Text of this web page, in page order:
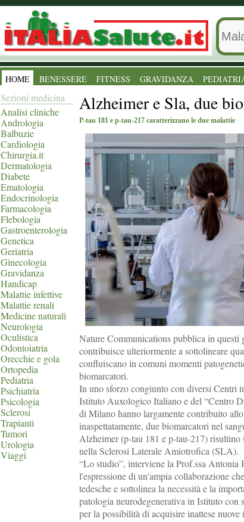
HOME BENESSERE FITNESS GRAVIDANZA
Sezioni medicina
Analisi cliniche
Andrologia
Balbuzie
Cardiologia
Chirurgia.it
Dermatologia
Diabete
Ematologia
Endocrinologia
Farmacologia
Flebologia
Gastroenterologia
Genetica
Geriatria
Ginecologia
Gravidanza
Handicap
Malattie infettive
Malattie renali
Medicine naturali
Neurologia
Oculistica
Odontoiatria
Orecchie e gola
Ortopedia
Pediatria
Psichiatria
Psicologia
Sclerosi
Trapianti
Tumori
Urologia
Viaggi
Alzheimer e Sla, due
P-tau 181 e p-tau-217 caratterizzano le due malattie
Nature Communications pubblica in
contribuisce ulteriormente a sottolineare
confluiscano in comuni momenti
biomarcatori.
In uno sforzo congiunto con diversi Centri
Istituto Auxologico Italiano e del “Centro
di Milano hanno largamente contribuito
inaspettatamente, due biomarcatori nel
Alzheimer (p-tau 181 e p-tau-217)
nella Sclerosi Laterale Amiotrofica (SLA).
“Lo studio”, interviene la Prof.ssa Antonia
l'espressione di un'ampia collaborazione
tedesche e sottolinea la necessità e la
patologia neurodegenerativa in Istituto
per la possibilità di acquisire inattese